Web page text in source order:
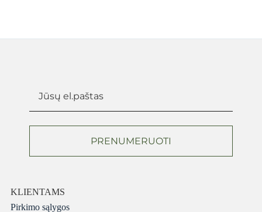
PRENUMERUOTI
KLIENTAMS
Pirkimo sąlygos